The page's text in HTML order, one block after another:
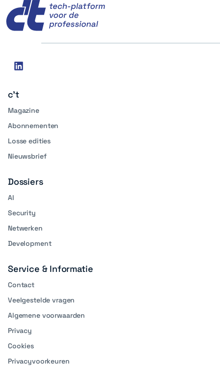
Social
linkedin
c't
Magazine
Abonnementen
Losse edities
Nieuwsbrief
Dossiers
AI
Security
Netwerken
Development
Service & Informatie
Contact
Veelgestelde vragen
Algemene voorwaarden
Privacy
Cookies
Privacyvoorkeuren